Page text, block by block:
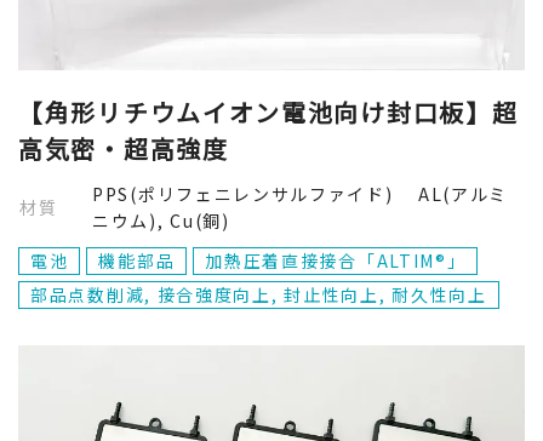
【角形リチウムイオン電池向け封口板】超
高気密・超高強度
材質
PPS(ポリフェニレンサルファイド) AL(アルミ
ニウム), Cu(銅)
電池
機能部品
加熱圧着直接接合「ALTIM®」
部品点数削減, 接合強度向上, 封止性向上, 耐久性向上